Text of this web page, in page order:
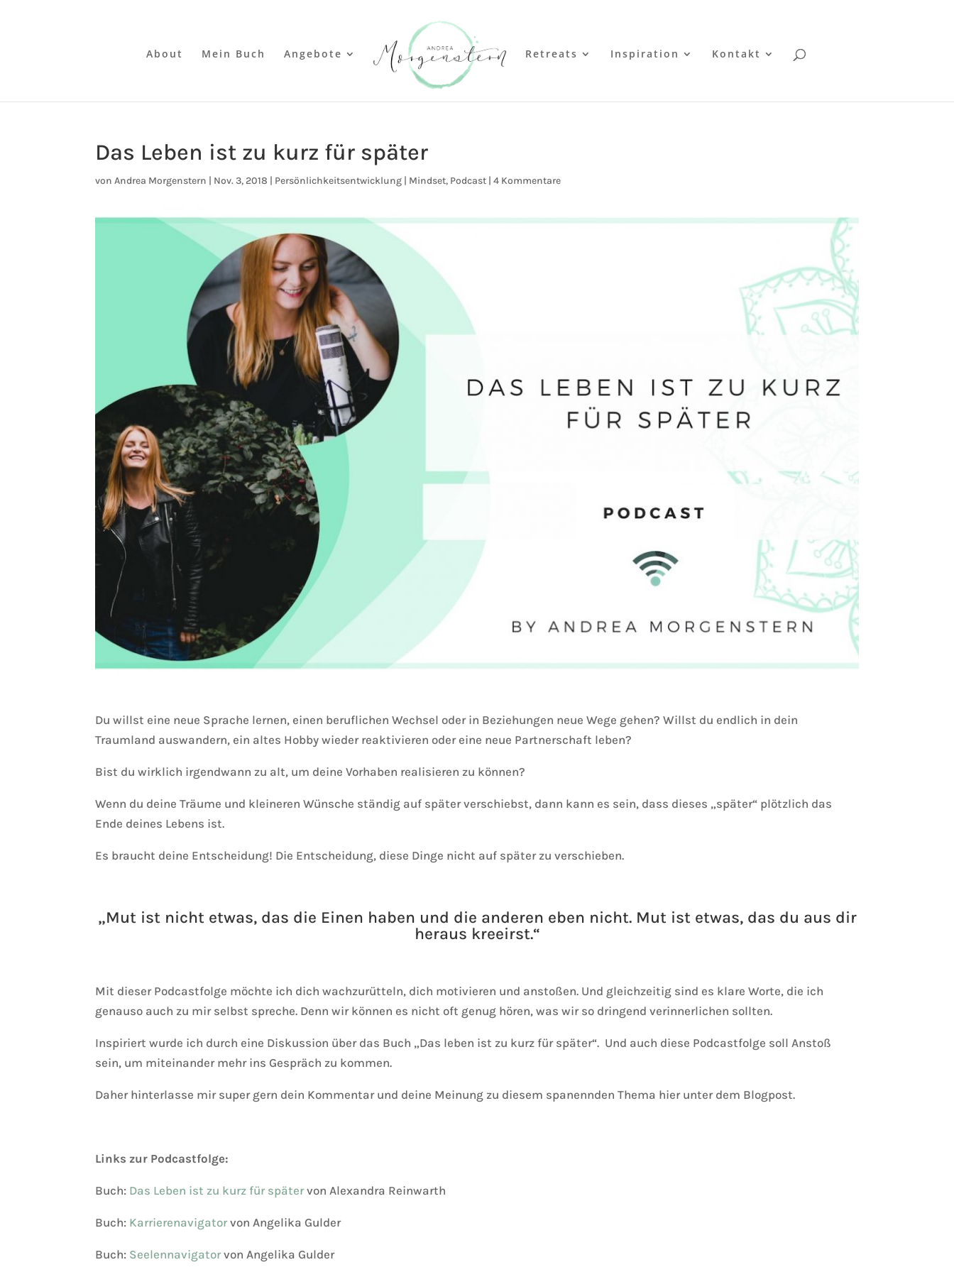
About Mein Buch Angebote Retreats Inspiration Kontakt
Das Leben ist zu kurz für später
vonAndrea Morgenstern | Nov. 3, 2018 | Persönlichkeitsentwicklung | Mindset, Podcast |4 Kommentare
Du willst eine neue Sprache lernen, einen beruflichen Wechsel oder in Beziehungen neue Wege gehen? Willst du endlich in dein
Traumland auswandern, ein altes Hobby wieder reaktivieren oder eine neue Partnerschaft leben?
Bist du wirklich irgendwann zu alt, um deine Vorhaben realisieren zu können?
Wenn du deine Träume und kleineren Wünsche ständig auf später verschiebst, dann kann es sein, dass dieses „später“ plötzlich das
Ende deines Lebens ist.
Es braucht deine Entscheidung! Die Entscheidung, diese Dinge nicht auf später zu verschieben.
„Mut ist nicht etwas, das die Einen haben und die anderen eben nicht. Mut ist etwas, das du aus dir
heraus kreeirst.“
Mit dieser Podcastfolge möchte ich dich wachzurütteln, dich motivieren und anstoßen. Und gleichzeitig sind es klare Worte, die ich
genauso auch zu mir selbst spreche. Denn wir können es nicht oft genug hören, was wir so dringend verinnerlichen sollten.
Inspiriert wurde ich durch eine Diskussion über das Buch „Das leben ist zu kurz für später“. Und auch diese Podcastfolge soll Anstoß
sein, um miteinander mehr ins Gespräch zu kommen.
Daher hinterlasse mir super gern dein Kommentar und deine Meinung zu diesem spanennden Thema hier unter dem Blogpost.
Links zur Podcastfolge:
Buch: Das Leben ist zu kurz für spätervon Alexandra Reinwarth
Buch: Karrierenavigatorvon Angelika Gulder
Buch: Seelennavigatorvon Angelika Gulder